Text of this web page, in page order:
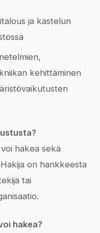
ja kastelun
kehittäminen
hakea sekä
on hankkeesta
tai
hakea?